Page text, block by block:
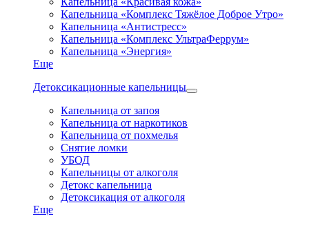
Капельница «Комплекс Тяжёлое Доброе Утро»
Капельница «Антистресс»
Капельница «Комплекс УльтраФеррум»
Капельница «Энергия»
Еще
Детоксикационные капельницы
Капельница от запоя
Капельница от наркотиков
Капельница от похмелья
Снятие ломки
УБОД
Капельницы от алкоголя
Детокс капельница
Детоксикация от алкоголя
Еще